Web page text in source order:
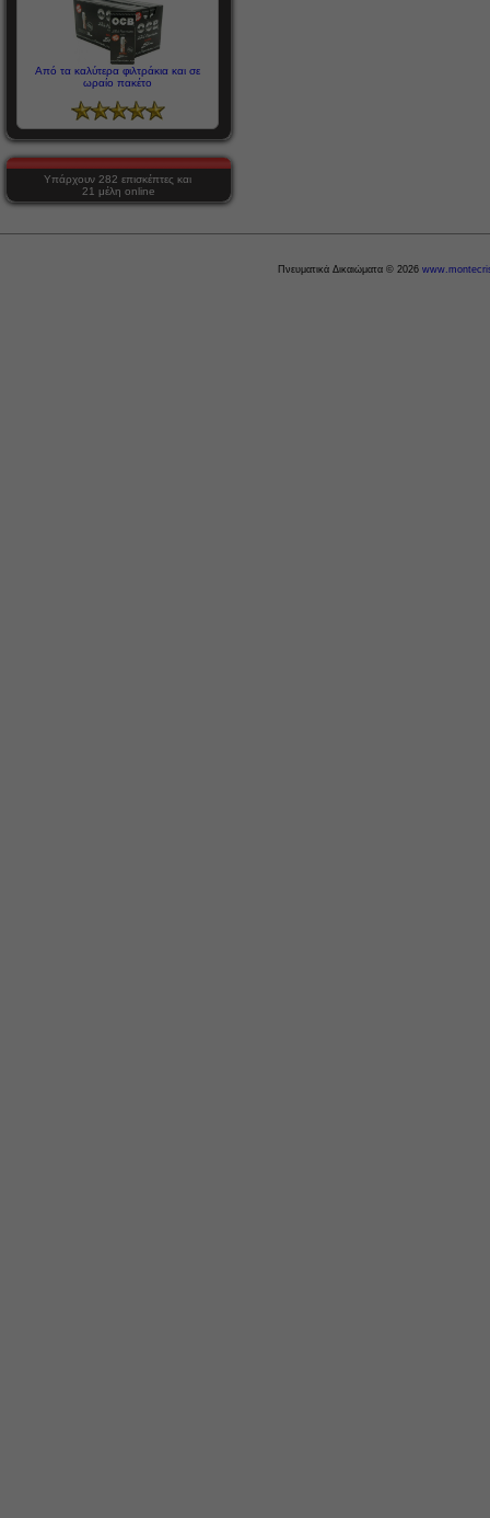
Από τα καλύτερα φιλτράκια και σε
ωραίο πακέτο
Υπάρχουν 282 επισκέπτες και
21 μέλη online
Πνευματικά Δικαιώματα © 2026